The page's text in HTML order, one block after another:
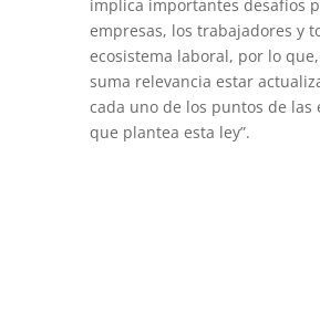
implica importantes desafíos
empresas, los trabajadores y
ecosistema laboral, por lo
suma relevancia estar
cada uno de los puntos de las
que plantea esta ley”.